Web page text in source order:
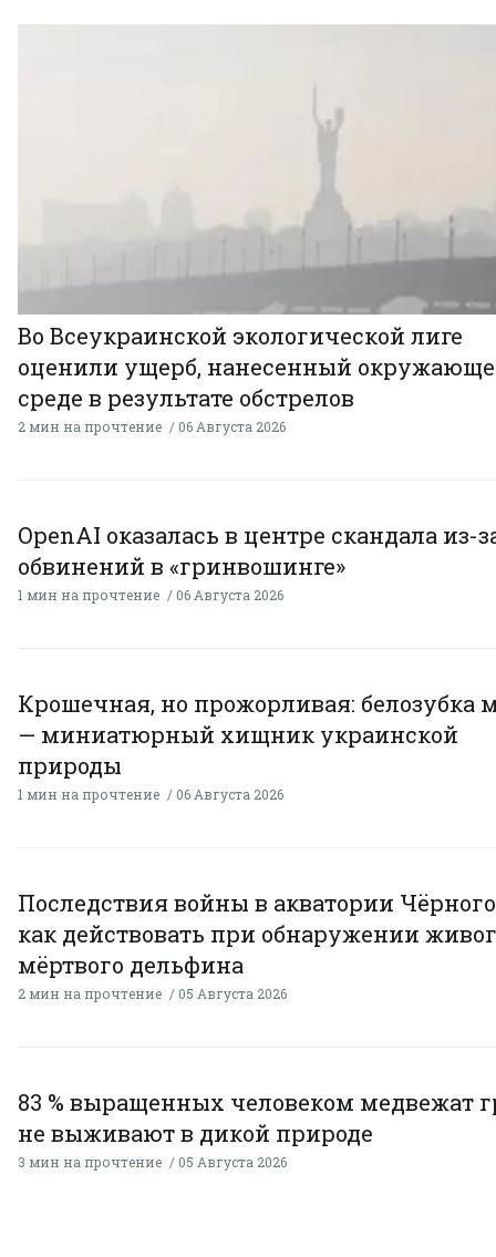
Во Всеукраинской экологической лиге
оценили ущерб, нанесенный
среде в результате обстрелов
2 мин на прочтение 06 Августа 2026
OpenAI оказалась в центре скандала из-
обвинений в «гринвошинге»
1 мин на прочтение 06 Августа 2026
Крошечная, но прожорливая: белозубка
— миниатюрный хищник украинской
природы
1 мин на прочтение 06 Августа 2026
Последствия войны в акватории
как действовать при обнаружении
мёртвого дельфина
2 мин на прочтение 05 Августа 2026
83 % выращенных человеком медвежат
не выживают в дикой природе
3 мин на прочтение 05 Августа 2026